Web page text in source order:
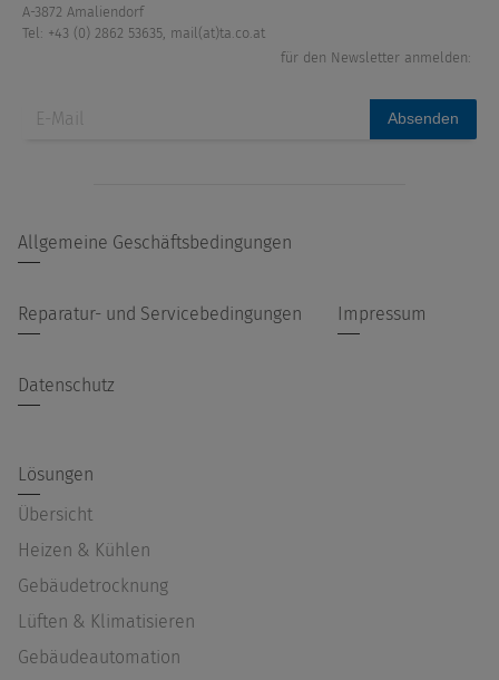
A-3872 Amaliendorf
Tel: +43 (0) 2862 53635 mail(at)ta.co.at
für den Newsletter anmelden:
Absenden
Allgemeine Geschäftsbedingungen
Reparatur- und Servicebedingungen Impressum
Datenschutz
Lösungen
Übersicht
Heizen & Kühlen
Gebäudetrocknung
Lüften & Klimatisieren
Gebäudeautomation